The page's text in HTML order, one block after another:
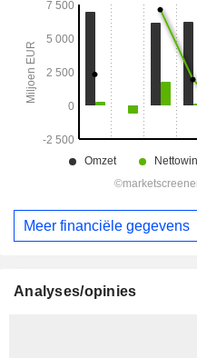
Meer financiële gegevens
Analyses/opinies